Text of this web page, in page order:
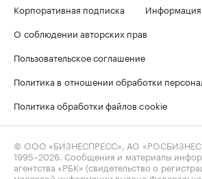
Корпоративная подписка
Информация
О соблюдении авторских прав
Пользовательское соглашение
Политика в отношении обработки
Политика обработки файлов cookie
© ООО «БИЗНЕСПРЕСС», АО
1995–2026. Сообщения и материалы
агентства «РБК» (свидетельство о